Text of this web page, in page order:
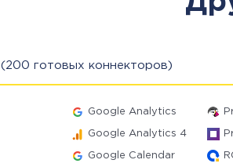
(200 готовых коннекторов)
Google Analytics
Google Analytics 4
Google Calendar